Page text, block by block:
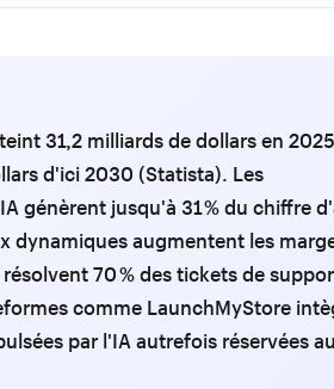
31,2 milliards de dollars en
d'ici 2030 (Statista). Les
génèrent jusqu'à 31 % du chiffre
dynamiques augmentent les
70 % des tickets de
comme LaunchMyStore
par l'IA autrefois réservées